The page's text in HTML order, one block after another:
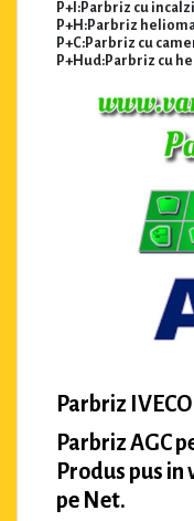
P+I:Parbriz cu
P+H:Parbriz
P+C:Parbriz cu
P+Hud:Parbriz cu
Parbriz
Parbriz AGC
Produs pus
pe Net.